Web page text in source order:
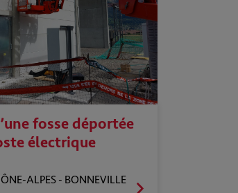
fosse déportée
électrique
ALPES - BONNEVILLE